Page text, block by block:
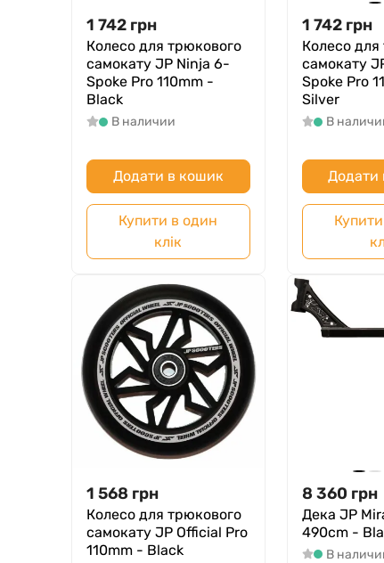
1 742 грн
Колесо для трюкового
самокату JP Ninja 6-
Spoke Pro 110mm -
Black
В наличии
Додати в кошик
Купити в один
клік
1 742 грн
Колесо
самокату
Spoke Pro
Silver
В
Додати
1 568 грн
Колесо для трюкового
самокату JP Official Pro
110mm - Black
8 360 грн
Дека JP
490cm -
В